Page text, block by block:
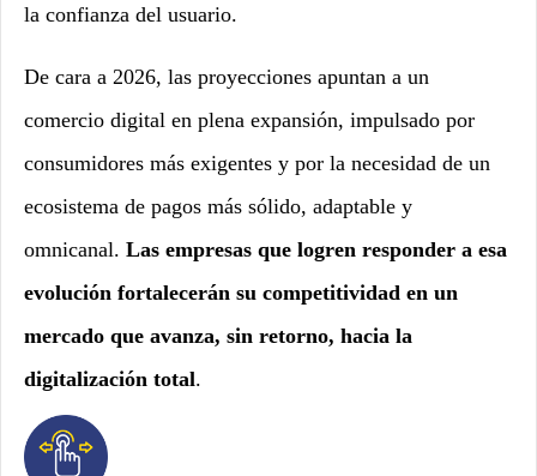
la confianza del usuario.
De cara a 2026, las proyecciones apuntan a un
comercio digital en plena expansión, impulsado por
consumidores más exigentes y por la necesidad de un
ecosistema de pagos más sólido, adaptable y
omnicanal. Las empresas que logren responder a esa
evolución fortalecerán su competitividad en un
mercado que avanza, sin retorno, hacia la
digitalización total.